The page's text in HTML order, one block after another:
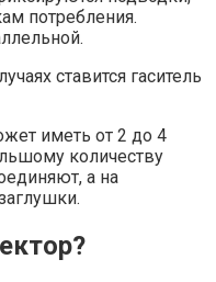
потребления.
ставится гаситель
иметь от 2 до 4
количеству
а на